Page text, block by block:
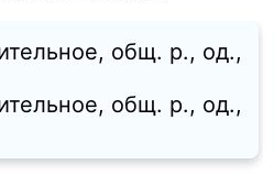
общ. p., од.,
общ. p., од.,